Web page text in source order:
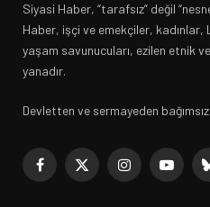
Siyasi Haber, “tarafsız” değil
Haber, işçi ve emekçiler, kadınlar,
yaşam savunucuları, ezilen etnik
yanadır.
Devletten ve sermayeden
Facebook
X
InstagramYouTube